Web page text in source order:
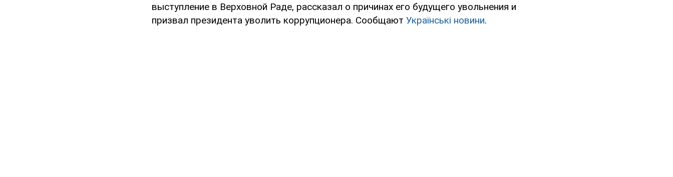
выступление в Верховной Раде, рассказал о причинах его будущего увольнения и
призвал президента уволить коррупционера. Сообщают Українські новини.